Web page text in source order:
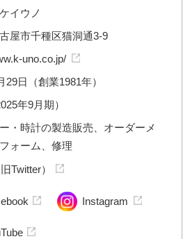
イウノ
屋市千種区猫洞通3-9
uno.co.jp/
29日（創業1981年）
年9月期）
・時計の製造販売、オーダーメ
ォーム、修理
Twitter）
Instagram